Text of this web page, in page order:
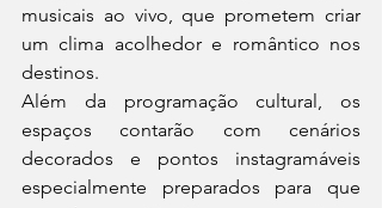
musicais ao vivo, que prometem criar
um clima acolhedor e romântico nos
destinos.
Além da programação cultural, os
espaços contarão com cenários
decorados e pontos instagramáveis
especialmente preparados para que